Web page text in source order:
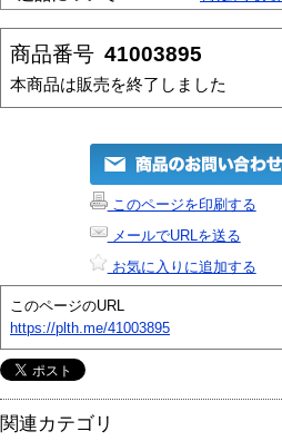
商品番号 41003895
本商品は販売を終了しました
このページを印刷する
メールでURLを送る
お気に入りに追加する
このページのURL
https://plth.me/41003895
関連カテゴリ